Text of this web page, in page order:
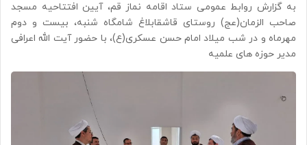
به گزارش روابط عمومی ستاد اقامه نماز قم، آیین افتتاحیه مسجد
صاحب الزمان(عج) روستای قاشقابلاغ شامگاه شنبه، بیست و دوم
مهرماه و در شب میلاد امام حسن عسکری(ع)، با حضور آیت الله اعرافی
مدیر حوزه های علمیه